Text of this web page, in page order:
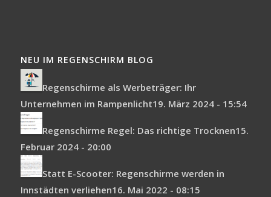
NEU IM REGENSCHIRM BLOG
Regenschirme als Werbeträger: Ihr
Unternehmen im Rampenlicht19. März 2024 - 15:54
Regenschirme Regel: Das richtige Trocknen15.
Februar 2024 - 20:00
Statt E-Scooter: Regenschirme werden in
Innstädten verliehen16. Mai 2022 - 08:15